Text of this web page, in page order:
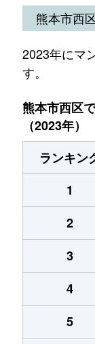
熊本市西
2023年にマ
す。
熊本市西区
（2023年）
ランキン
1
2
3
4
5